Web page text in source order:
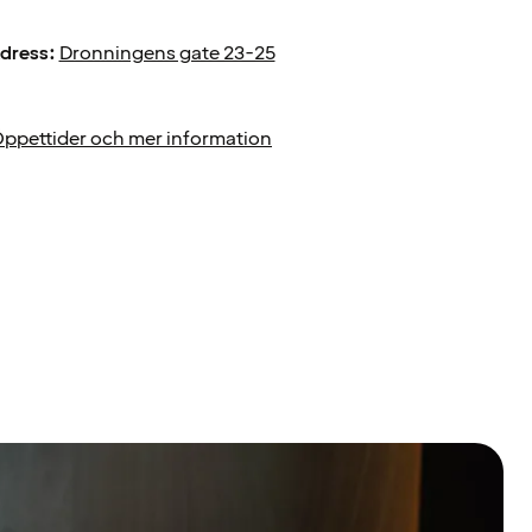
Dronningens gate 23-25
och mer information